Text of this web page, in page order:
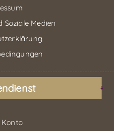
Soziale Medien
Konto